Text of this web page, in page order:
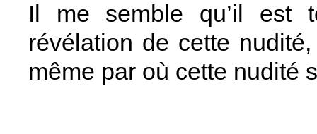
Il me semble qu’il est
révélation de cette nudité,
même par où cette nudité